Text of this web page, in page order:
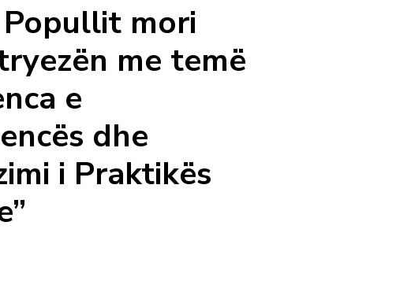
mori
me temë
e
dhe
i Praktikës